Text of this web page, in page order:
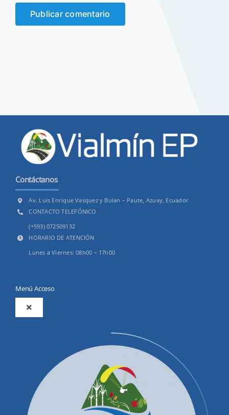
Contáctanos
Av. Luis Enrique Vasquez y Bulan – Paute, Azuay, Ecuador
CONTACTO TELEFÓNICO
(+593) 072509132
HORARIO DE ATENCIÓN
Lunes a Viernes: 08h00 – 17h00
Menú Acceso
Toggle
Productos y Servicios
Convocatorias Precalificación